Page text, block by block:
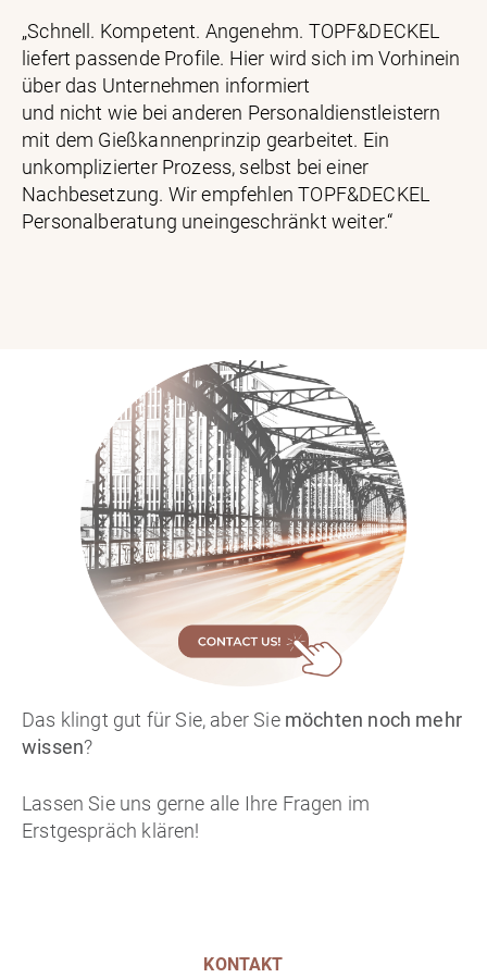
„Schnell. Kompetent. Angenehm. TOPF&DECKEL
liefert passende Profile. Hier wird sich im Vorhinein
über das Unternehmen informiert
und nicht wie bei anderen Personaldienstleistern
mit dem Gießkannenprinzip gearbeitet. Ein
unkomplizierter Prozess, selbst bei einer
Nachbesetzung. Wir empfehlen TOPF&DECKEL
Personalberatung uneingeschränkt weiter.“
Das klingt gut für Sie, aber Siemöchten noch mehr
wissen?
Lassen Sie uns gerne alle Ihre Fragen im
Erstgespräch klären!
KONTAKT